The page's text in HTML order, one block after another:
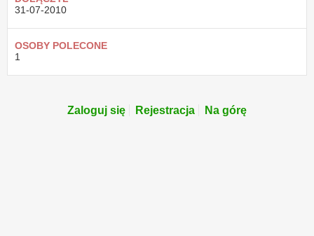
31-07-2010
OSOBY POLECONE
1
Zaloguj się Rejestracja Na górę